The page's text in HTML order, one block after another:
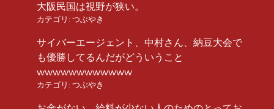
大阪民国は視野が狭い。
カテゴリ: つぶやき
サイバーエージェント、中村さん、納豆大会で
も優勝してるんだがどういうこと
wwwwwwwwwwww
カテゴリ: つぶやき